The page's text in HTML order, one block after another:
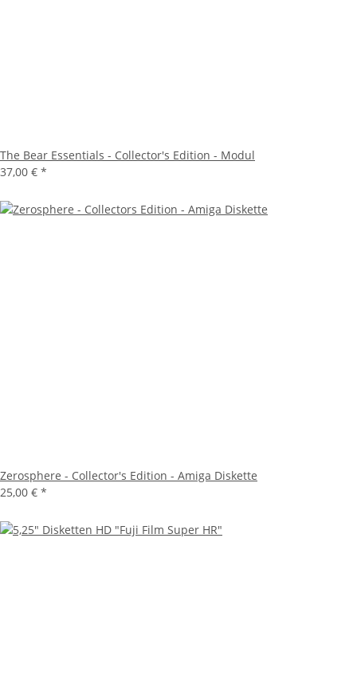
The Bear Essentials - Collector's Edition - Modul
37,00 € *
Zerosphere - Collector's Edition - Amiga Diskette
25,00 € *